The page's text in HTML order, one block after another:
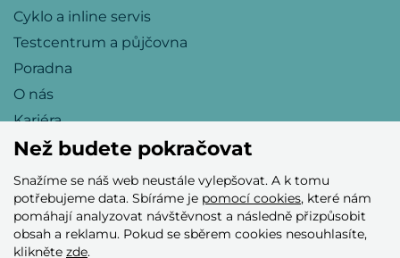
Cyklo a inline servis
Testcentrum a půjčovna
Poradna
O nás
Kariéra
Přijímáme tyto platební karty
Než budete pokračovat
Snažíme se náš web neustále vylepšovat. A k tomu
potřebujeme data. Sbíráme je pomocí cookies, které nám
pomáhají analyzovat návštěvnost a následně přizpůsobit
obsah a reklamu. Pokud se sběrem cookies nesouhlasíte,
klikněte zde.